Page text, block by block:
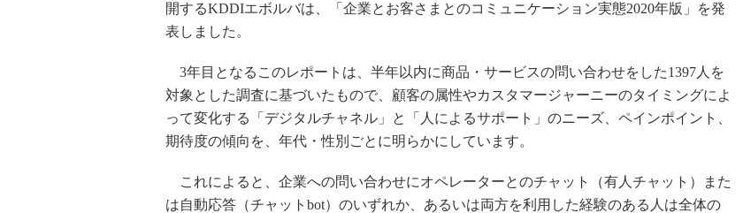
開するKDDIエボルバは、「企業とお客さまとのコミュニケーション実態2020年版」を発
表しました。
3年目となるこのレポートは、半年以内に商品・サービスの問い合わせをした1397人を
対象とした調査に基づいたもので、顧客の属性やカスタマージャーニーのタイミングによ
って変化する「デジタルチャネル」と「人によるサポート」のニーズ、ペインポイント、
期待度の傾向を、年代・性別ごとに明らかにしています。
これによると、企業への問い合わせにオペレーターとのチャット（有人チャット）また
は自動応答（チャットbot）のいずれか、あるいは両方を利用した経験のある人は全体の